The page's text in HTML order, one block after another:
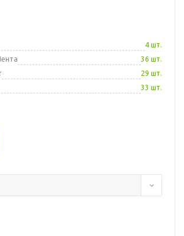
4 шт.
36 шт.
29 шт.
33 шт.